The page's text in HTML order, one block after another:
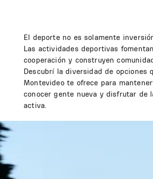
El deporte no es solamente
Las actividades deportivas
cooperación y construyen
Descubrí la diversidad de opciones
Montevideo te ofrece para
conocer gente nueva y disfrutar de
activa.